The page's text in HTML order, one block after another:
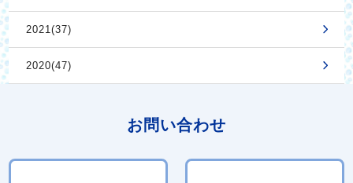
2021(37)
2020(47)
お問い合わせ